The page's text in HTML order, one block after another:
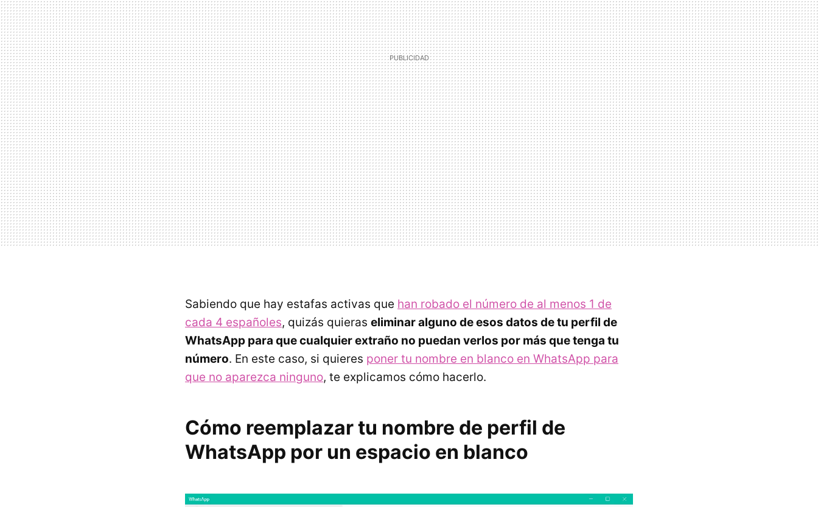
Sabiendo que hay estafas activas que han robado el número de al menos 1 de
cada 4 españoles, quizás quieras eliminar alguno de esos datos de tu perfil de
WhatsApp para que cualquier extraño no puedan verlos por más que tenga tu
número. En este caso, si quieres poner tu nombre en blanco en WhatsApp para
que no aparezca ninguno, te explicamos cómo hacerlo.
Cómo reemplazar tu nombre de perfil de
WhatsApp por un espacio en blanco